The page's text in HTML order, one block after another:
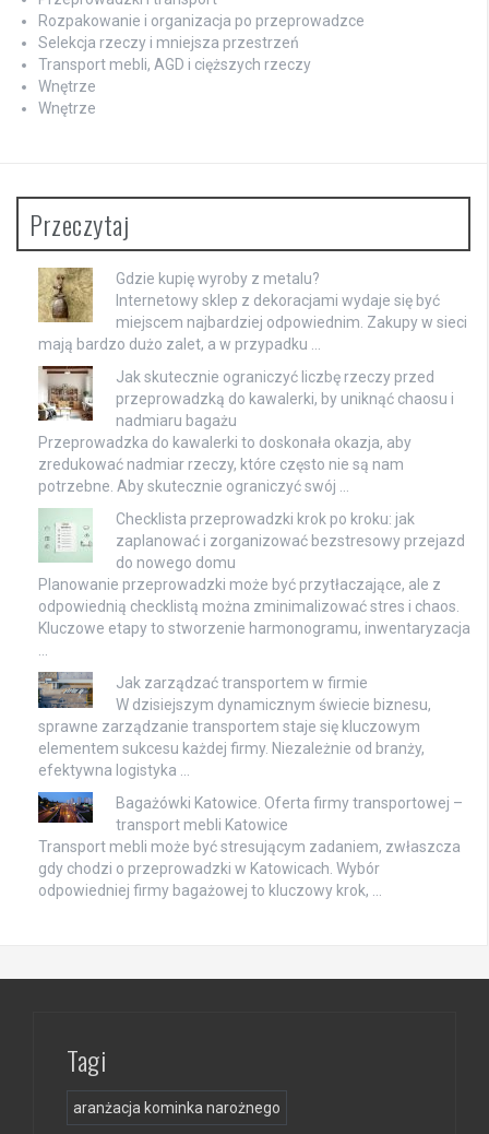
Rozpakowanie i organizacja po przeprowadzce
Selekcja rzeczy i mniejsza przestrzeń
Transport mebli, AGD i cięższych rzeczy
Wnętrze
Wnętrze
Przeczytaj
Gdzie kupię wyroby z metalu?
Internetowy sklep z dekoracjami wydaje się być
miejscem najbardziej odpowiednim. Zakupy w sieci
mają bardzo dużo zalet, a w przypadku …
Jak skutecznie ograniczyć liczbę rzeczy przed
przeprowadzką do kawalerki, by uniknąć chaosu i
nadmiaru bagażu
Przeprowadzka do kawalerki to doskonała okazja, aby
zredukować nadmiar rzeczy, które często nie są nam
potrzebne. Aby skutecznie ograniczyć swój …
Checklista przeprowadzki krok po kroku: jak
zaplanować i zorganizować bezstresowy przejazd
do nowego domu
Planowanie przeprowadzki może być przytłaczające, ale z
odpowiednią checklistą można zminimalizować stres i chaos.
Kluczowe etapy to stworzenie harmonogramu, inwentaryzacja
Jak zarządzać transportem w firmie
W dzisiejszym dynamicznym świecie biznesu,
sprawne zarządzanie transportem staje się kluczowym
elementem sukcesu każdej firmy. Niezależnie od branży,
efektywna logistyka …
Bagażówki Katowice. Oferta firmy transportowej –
transport mebli Katowice
Transport mebli może być stresującym zadaniem, zwłaszcza
gdy chodzi o przeprowadzki w Katowicach. Wybór
odpowiedniej firmy bagażowej to kluczowy krok, …
Tagi
aranżacja kominka narożnego